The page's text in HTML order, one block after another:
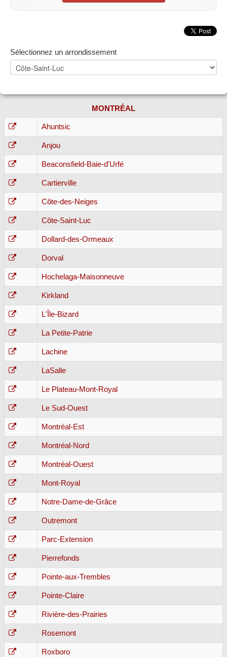
Sélectionnez un arrondissement
MONTRÉAL
Ahuntsic
Anjou
Beaconsfield-Baie-d'Urfé
Cartierville
Côte-des-Neiges
Côte-Saint-Luc
Dollard-des-Ormeaux
Dorval
Hochelaga-Maisonneuve
Kirkland
L'Île-Bizard
La Petite-Patrie
Lachine
LaSalle
Le Plateau-Mont-Royal
Le Sud-Ouest
Montréal-Est
Montréal-Nord
Montréal-Ouest
Mont-Royal
Notre-Dame-de-Grâce
Outremont
Parc-Extension
Pierrefonds
Pointe-aux-Trembles
Pointe-Claire
Rivière-des-Prairies
Rosemont
Roxboro